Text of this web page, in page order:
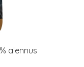
alennus